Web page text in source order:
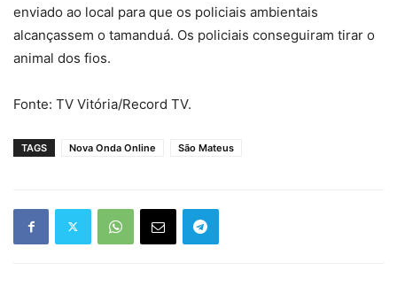
enviado ao local para que os policiais ambientais
alcançassem o tamanduá. Os policiais conseguiram tirar o
animal dos fios.
Fonte: TV Vitória/Record TV.
TAGS Nova Onda Online São Mateus